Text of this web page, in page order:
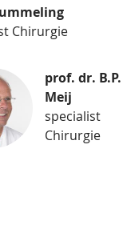
Chirurgie
prof. dr. B.P.
Meij
specialist
Chirurgie